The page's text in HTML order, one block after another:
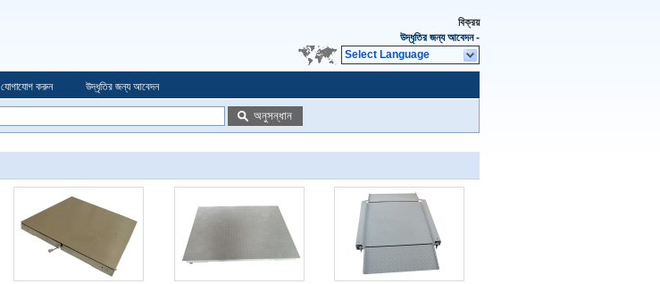
বিক্রয়
উদ্ধৃতির জন্য আবেদন-
Select Language
যোগাযোগ করুন উদ্ধৃতির জন্য আবেদন
অনুসন্ধান